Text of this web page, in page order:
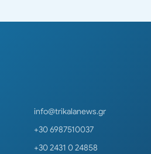
info@trikalanews.gr
+30 6987510037
+30 2431 0 24858